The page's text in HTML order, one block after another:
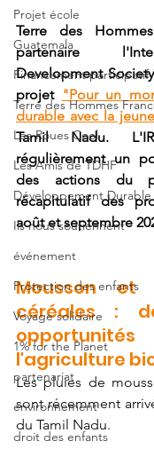
Projet école
Guatemala
Financement participatif
Terre des Hommes
Les Roues Cool
Les Amis de TDHF
Développement Durable
Ils nous soutiennent
événement
Protection des enfants
Voyage solidaire
1% for the Planet
partenariat
environnement
droit des enfants
Terre des
partenaire
Development
projet "Pour un
durable avec la
Tamil Nadu.
régulièrement un
des actions du
récapitulatif des
août et septembre
Mousson
céréales :
l'agriculture
Les pluies de
sont récemment
du Tamil Nadu.